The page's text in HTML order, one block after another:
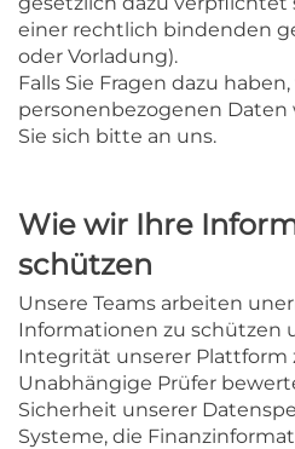
einer rechtlich bindenden
oder Vorladung).
Falls Sie Fragen dazu
personenbezogenen
Sie sich bitte an uns.
Wie wir Ihre
schützen
Unsere Teams arbeiten
Informationen zu schützen
Integrität unserer Plattform
Unabhängige Prüfer
Sicherheit unserer
Systeme, die